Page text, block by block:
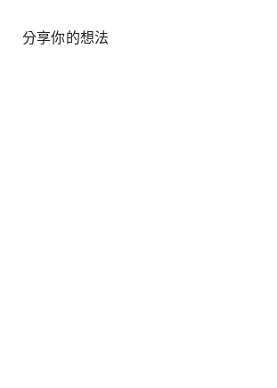
分享你的想法